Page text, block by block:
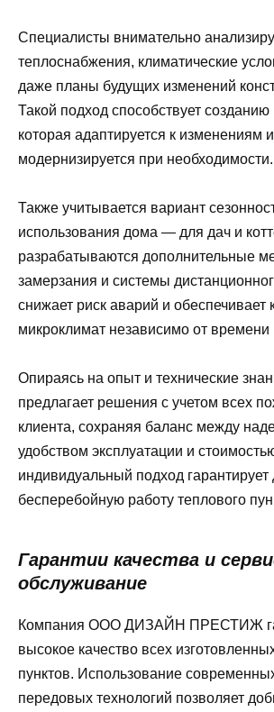
Специалисты внимательно
теплоснабжения, климатические
даже планы будущих изменений
Такой подход способствует
которая адаптируется к изменениям
модернизируется при необходимости.
Также учитывается вариант
использования дома — для дач и
разрабатываются дополнительные
замерзания и системы
снижает риск аварий и
микроклимат независимо от времени
Опираясь на опыт и технические
предлагает решения с учетом всех
клиента, сохраняя баланс между
удобством эксплуатации и
индивидуальный подход гарантирует
бесперебойную работу теплового
Гарантии качества и
обслуживание
Компания ООО ДИЗАЙН ПРЕСТИЖ
высокое качество всех
пунктов. Использование
передовых технологий позволяет